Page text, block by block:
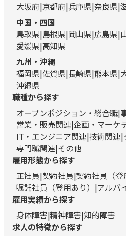
大阪府 京都府 兵庫県 奈良県
中国・四国
鳥取県 島根県 岡山県 広島県
愛媛県 高知県
九州・沖縄
福岡県 佐賀県 長崎県 熊本県
沖縄県
職種から探す
オープンポジション・総合職
営業・販売関連 企画・マーケ
IT・エンジニア関連 技術関連
専門職関連 その他
雇用形態から探す
正社員 契約社員 契約社員（登
嘱託社員（登用あり）
アルバ
雇用実績から探す
身体障害 精神障害 知的障害
求人の特徴から探す